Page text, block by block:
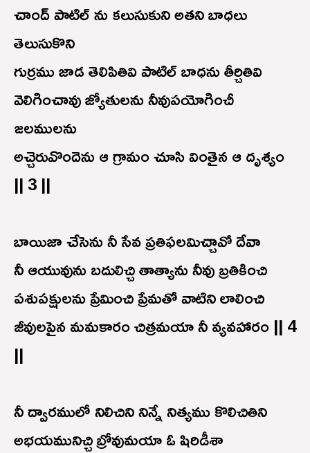
చాంద్ పాటిల్ ను కలుసుకుని అతని బాధలు
తెలుసుకొని
గుర్రము జాడ తెలిపితివి పాటిల్ బాధను తీర్చితివి
వెలిగించావు జ్యోతులను నీవుపయోగించీ
జలములను
అచ్చెరువొందెను ఆ గ్రామం చూసి వింతైన ఆ దృశ్యం
|| 3 ||
బాయిజా చేసెను నీ సేవ ప్రతిఫలమిచ్చావో దేవా
నీ ఆయువును బదులిచ్చి తాత్యాను నీవు బ్రతికించి
పశుపక్షులను ప్రేమించి ప్రేమతో వాటిని లాలించి
జీవులపైన మమకారం చిత్రమయా నీ వ్యవహారం || 4
||
నీ ద్వారములో నిలిచిని నిన్నే నిత్యము కొలిచితిని
అభయమునిచ్చి బ్రోవుమయా ఓ షిరిడీశా